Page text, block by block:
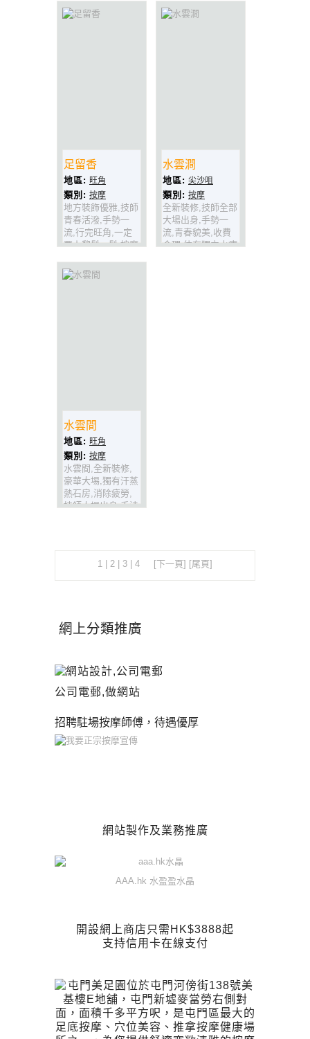
舒服,行完朗豪坊,
記得上黎鬆一鬆呀!
法正宗,環境舒適,
足留香
地區: 旺角
類別: 按摩
地方裝飾優雅,技師
青春活潑,手勢一
流,行完旺角,一定
要上黎鬆一鬆,按摩
你試過一定番轉頭!
水雲澗
地區: 尖沙咀
類別: 按摩
全新裝修,技師全部
大場出身,手勢一
流,青春貌美,收費
合理,仲有獨立水療
水雲間
地區: 旺角
類別: 按摩
水雲間,全新裝修,
豪華大埸,獨有汗蒸
熱石房,消除疲勞,
技師大埸出身,手法
1 | 2 3 4 [下一頁] [尾頁]
網上分類推廣
公司電郵,做網站
招聘駐場按摩師傅，待遇優厚
網站製作及業務推廣
AAA.hk 水盈盈水晶
開設網上商店只需HK$3888起
支持信用卡在線支付